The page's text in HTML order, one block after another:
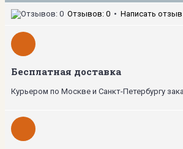
Отзывов: 0 • Написать отзыв
Бесплатная доставка
Курьером по Москве и Санкт-Петербургу